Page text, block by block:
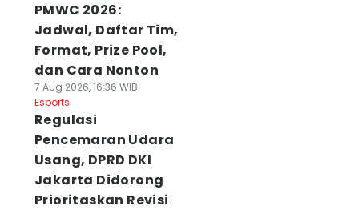
PMWC 2026:
Jadwal, Daftar Tim,
Format, Prize Pool,
dan Cara Nonton
7 Aug 2026, 16:36 WIB
Esports
Regulasi
Pencemaran Udara
Usang, DPRD DKI
Jakarta Didorong
Prioritaskan Revisi